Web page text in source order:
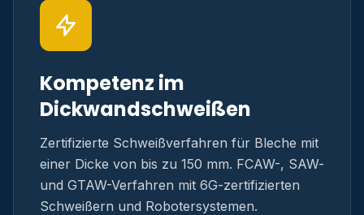
Kompetenz im
Dickwandschweißen
Zertifizierte Schweißverfahren für Bleche mit
einer Dicke von bis zu 150 mm. FCAW-, SAW-
und GTAW-Verfahren mit 6G-zertifizierten
Schweißern und Robotersystemen.